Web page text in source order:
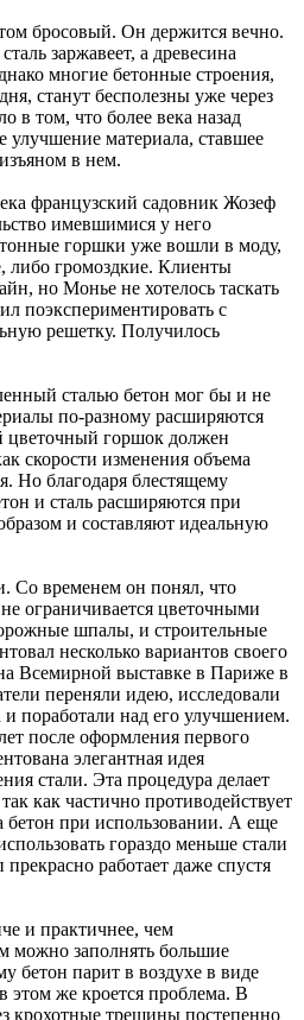
бросовый. Он держится вечно.
заржавеет, а древесина
многие бетонные строения,
станут бесполезны уже через
в том, что более века назад
материала, ставшее
в нем.
французский садовник Жозеф
имевшимися у него
горшки уже вошли в моду,
либо громоздкие. Клиенты
но Монье не хотелось таскать
поэкспериментировать с
решетку. Получилось
сталью бетон мог бы и не
по-разному расширяются
цветочный горшок должен
скорости изменения объема
Но благодаря блестящему
и сталь расширяются при
и составляют идеальную
Со временем он понял, что
ограничивается цветочными
шпалы, и строительные
несколько вариантов своего
Всемирной выставке в Париже в
переняли идею, исследовали
и поработали над его улучшением.
после оформления первого
элегантная идея
стали. Эта процедура делает
как частично противодействует
при использовании. А еще
гораздо меньше стали
работает даже спустя
и практичнее, чем
можно заполнять большие
бетон парит в воздухе в виде
этом же кроется проблема. В
крохотные трещины постепенно